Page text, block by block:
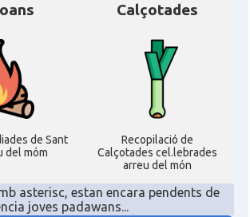
de Sant
del móm
Calçotades
Recopilació de
Calçotades cel.lebrades
arreu del món
asterisc, estan encara pendents de
joves padawans...